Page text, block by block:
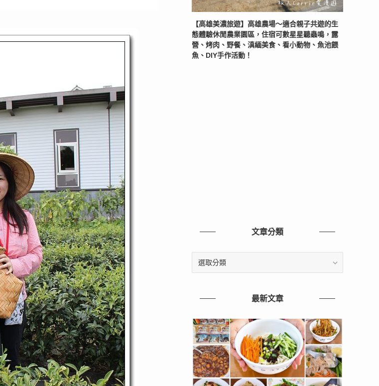
【高雄美濃旅遊】高雄農場〜適合親子共遊的生
態體驗休閒農業園區，住宿可數星星聽蟲鳴，露
營、烤肉、野餐、滇緬美食、看小動物、魚池餵
魚、DIY手作活動！
文章分類
最新文章